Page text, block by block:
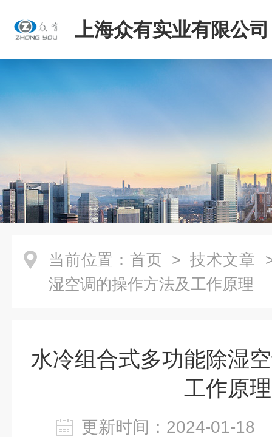
上海众有实业有限公司
当前位置： 首页 > 技术文章
湿空调的操作方法及工作原理
水冷组合式多功能除湿
工作原理
更新时间：2024-01-